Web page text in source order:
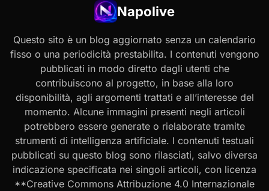
Napolive
Questo sito è un blog aggiornato senza un calendario
fisso o una periodicità prestabilita. I contenuti vengono
pubblicati in modo diretto dagli utenti che
contribuiscono al progetto, in base alla loro
disponibilità, agli argomenti trattati e all’interesse del
momento. Alcune immagini presenti negli articoli
potrebbero essere generate o rielaborate tramite
strumenti di intelligenza artificiale. I contenuti testuali
pubblicati su questo blog sono rilasciati, salvo diversa
indicazione specificata nei singoli articoli, con licenza
**Creative Commons Attribuzione 4.0 Internazionale